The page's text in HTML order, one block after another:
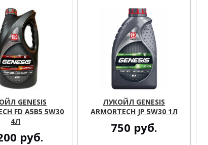
GENESIS
FD A5B5 5W30
4Л
руб.
ЛУКОЙЛ GENESIS
ARMORTECH JP 5W30 1Л
750 руб.